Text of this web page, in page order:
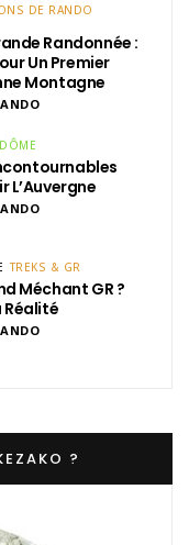
DE RANDO
Randonnée :
Un Premier
Montagne
L’Auvergne
TREKS & GR
Méchant GR ?
Réalité
?